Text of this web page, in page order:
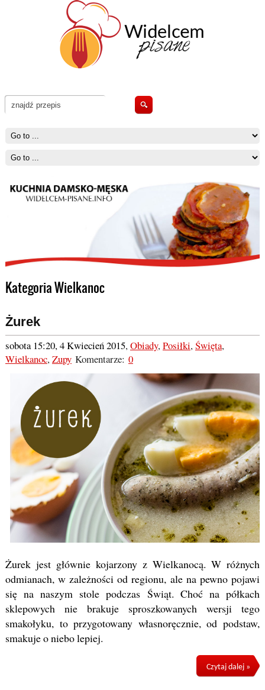
Kategoria Wielkanoc
Żurek
sobota 15:20, 4 Kwiecień 2015,Obiady,Posiłki,Święta,
Wielkanoc,ZupyKomentarze: 0
Żurek jest głównie kojarzony z Wielkanocą. W różnych
odmianach, w zależności od regionu, ale na pewno pojawi
się na naszym stole podczas Świąt. Choć na półkach
sklepowych nie brakuje sproszkowanych wersji tego
smakołyku, to przygotowany własnoręcznie, od podstaw,
smakuje o niebo lepiej.
Czytaj dalej »